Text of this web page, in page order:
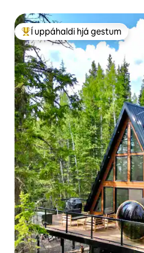
Í mestu uppáhaldi hjá gestum
Í uppáhaldi hjá gestum